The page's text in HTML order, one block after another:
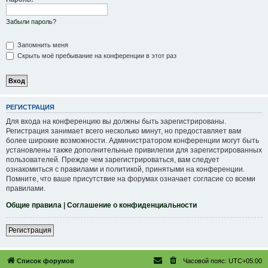
Забыли пароль?
Запомнить меня
Скрыть моё пребывание на конференции в этот раз
РЕГИСТРАЦИЯ
Для входа на конференцию вы должны быть зарегистрированы.
Регистрация занимает всего несколько минут, но предоставляет вам
более широкие возможности. Администратором конференции могут быть
установлены также дополнительные привилегии для зарегистрированных
пользователей. Прежде чем зарегистрироваться, вам следует
ознакомиться с правилами и политикой, принятыми на конференции.
Помните, что ваше присутствие на форумах означает согласие со всеми
правилами.
Общие правила | Соглашение о конфиденциальности
Регистрация
Список форумов Часовой пояс: UTC+05:00